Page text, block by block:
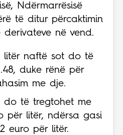
Ndërmarrësisë
të ditur përcaktimin
në vend.
litër naftë sot do të
duke rënë për
me dje.
do të tregtohet me
për litër, ndërsa gasi
euro për litër.